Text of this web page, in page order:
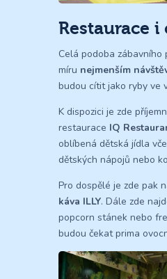
Restaurace i
Celá podoba zábavního
míru nejmenším
budou cítit jako ryby ve
K dispozici je zde
restaurace IQ
oblíbená dětská jídla
dětských nápojů nebo
Pro dospělé je zde pak
káva ILLY. Dále zde
popcorn stánek nebo
budou čekat prima